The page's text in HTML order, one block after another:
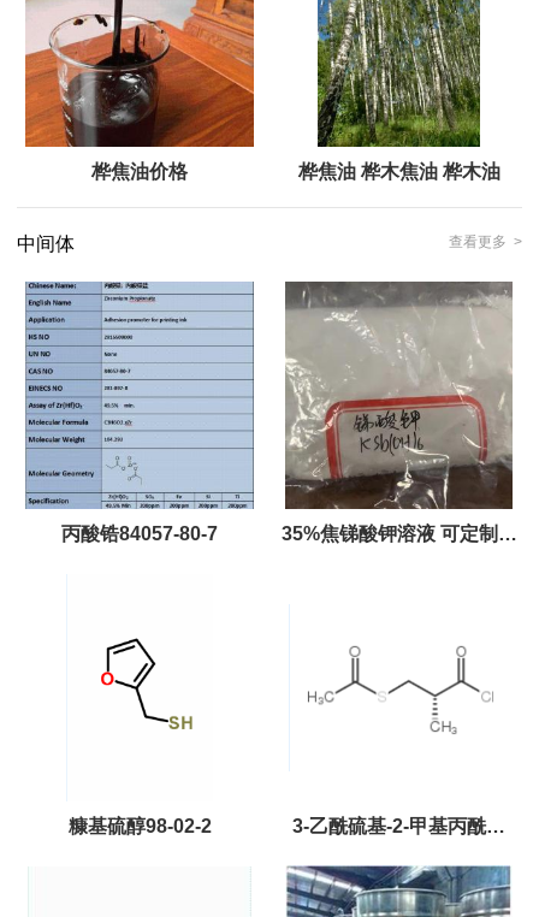
桦焦油价格 桦焦油 桦木焦油 桦木油
中间体 查看更多 >
丙酸锆84057-80-7 35%焦锑酸钾溶液 可定制浓
糠基硫醇98-02-2 3-乙酰硫基-2-甲基丙酰氯
74345-73-6